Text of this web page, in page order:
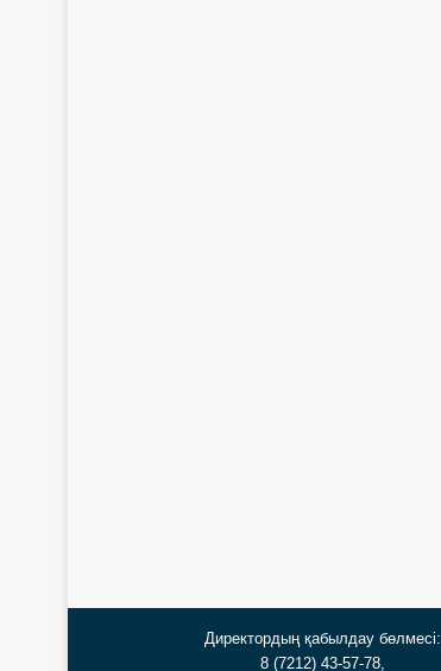
Директордың қабылдау бөлмесі:
8 (7212) 43-57-78,